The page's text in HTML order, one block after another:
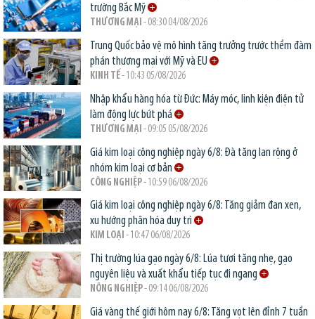
trường Bắc Mỹ
THƯƠNG MẠI - 08:30 04/08/2026
Trung Quốc bảo vệ mô hình tăng trưởng trước thềm đàm
phán thương mại với Mỹ và EU
KINH TẾ- 10:43 05/08/2026
Nhập khẩu hàng hóa từ Đức: Máy móc, linh kiện điện tử
làm động lực bứt phá
THƯƠNG MẠI - 09:05 05/08/2026
Giá kim loại công nghiệp ngày 6/8: Đà tăng lan rộng ở
nhóm kim loại cơ bản
CÔNG NGHIỆP- 10:59 06/08/2026
Giá kim loại công nghiệp ngày 6/8: Tăng giảm đan xen,
xu hướng phân hóa duy trì
KIM LOẠI - 10:47 06/08/2026
Thị trường lúa gạo ngày 6/8: Lúa tươi tăng nhẹ, gạo
nguyên liệu và xuất khẩu tiếp tục đi ngang
NÔNG NGHIỆP- 09:14 06/08/2026
Giá vàng thế giới hôm nay 6/8: Tăng vọt lên đỉnh 7 tuần